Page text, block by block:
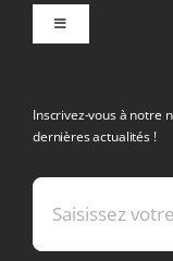
Toggle
Mentions légales
Inscrivez-vous à notre
dernières actualités !